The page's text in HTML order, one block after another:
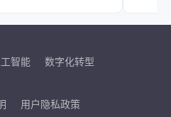
工智能
数字化转型
用户隐私政策